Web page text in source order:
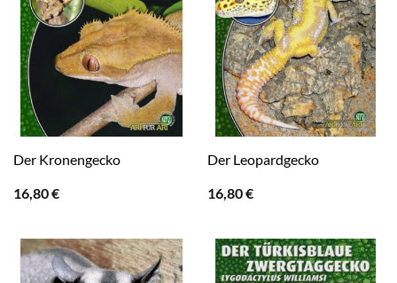
Der Kronengecko
16,80€
Der Leopardgecko
16,80€